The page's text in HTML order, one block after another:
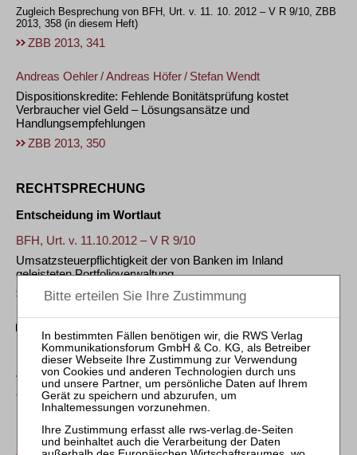
Zugleich Besprechung von BFH, Urt. v. 11. 10. 2012 – V R 9/10, ZBB
2013, 358 (in diesem Heft)
ZBB 2013, 341
Andreas Oehler/Andreas Höfer/ Stefan Wendt
Dispositionskredite: Fehlende Bonitätsprüfung kostet
Verbraucher viel Geld – Lösungsansätze und
Handlungsempfehlungen
ZBB 2013, 350
RECHTSPRECHUNG
Entscheidung im Wortlaut
BFH, Urt. v. 11.10.2012 – V R 9/10
Umsatzsteuerpflichtigkeit der von Banken im Inland
geleisteten Portfolioverwaltung
ZBB 2013, 358
ZBB-REPORT
Thomas Söbbing
Die bankaufsichtsrechtliche Zulässigkeit von Cloud Computing